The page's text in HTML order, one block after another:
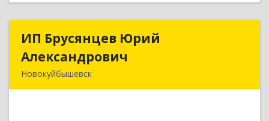
ИП Брусянцев Юрий
Александрович
Новокуйбышевск
ИП Брусянцев Юрий